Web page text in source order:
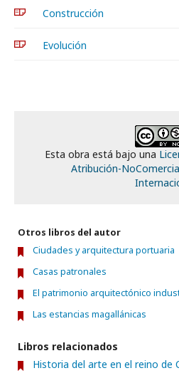
Construcción
Evolución
Esta obra está bajo una
Atribución-
Otros libros del autor
Ciudades y arquitectura portuaria
Casas patronales
El patrimonio arquitectónico
Las estancias magallánicas
Libros relacionados
Historia del arte en el reino de